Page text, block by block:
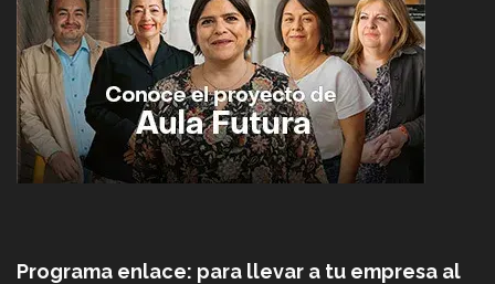
Programa enlace: para llevar a tu empresa al